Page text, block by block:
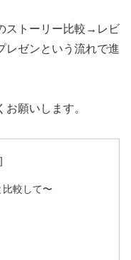
ストーリー比較→レビ
レゼンという流れで進
願いします。
較して〜